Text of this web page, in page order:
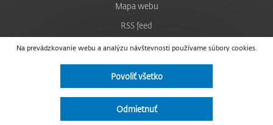
Na prevádzkovanie webu a analýzu návštevnosti používame súbory cookies.
Povoliť všetko
Odmietnuť
Mapa webu
RSS feed
Nastavenie cookies
Facebook
Instagram
Vyhlásenie o prístupnosti